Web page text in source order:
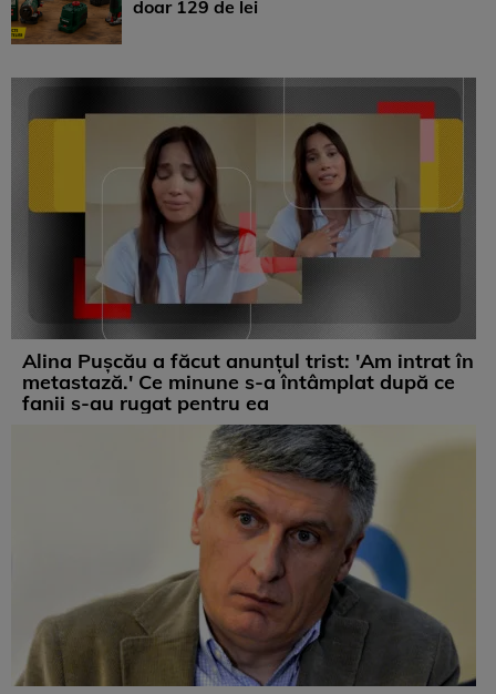
doar 129 de lei
Alina Pușcău a făcut anunțul trist: 'Am intrat în
metastază.' Ce minune s-a întâmplat după ce
fanii s-au rugat pentru ea